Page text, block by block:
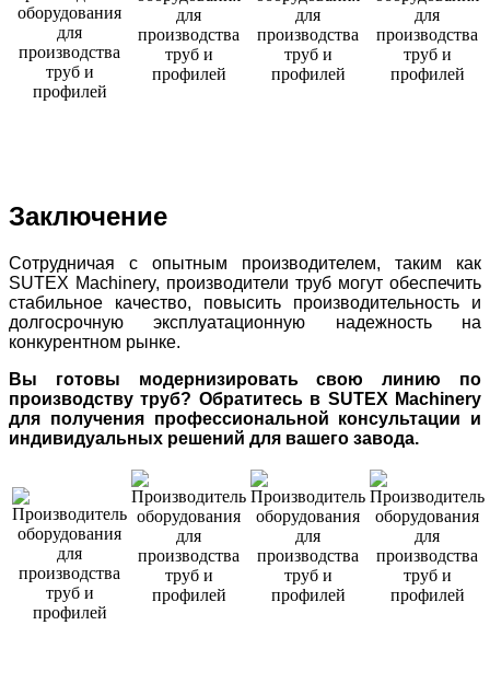
Заключение
Сотрудничая с опытным производителем, таким как
SUTEX Machinery, производители труб могут обеспечить
стабильное качество, повысить производительность и
долгосрочную эксплуатационную надежность на
конкурентном рынке.
Вы готовы модернизировать свою линию по
производству труб? Обратитесь в SUTEX Machinery
для получения профессиональной консультации и
индивидуальных решений для вашего завода.